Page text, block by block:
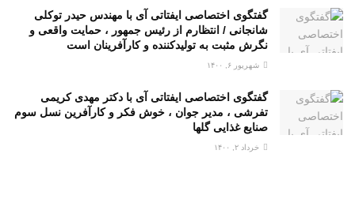
گفتگوی اختصاصی ایفتاتی آی با مهندس حیدر توکلی
شانجانی / انتظارم از رئیس جمهور ، حمایت واقعی و
نگرش مثبت به تولیدکننده و کارآفرینان است
شهریور ۶, ۱۴۰۰
گفتگوی اختصاصی ایفتاتی آی با دکتر مهدی کریمی
تفرشی ، مدیر جوان ، خوش فکر و کارآفرین نسل سوم
صنایع غذایی گلها
خرداد ۲, ۱۴۰۰